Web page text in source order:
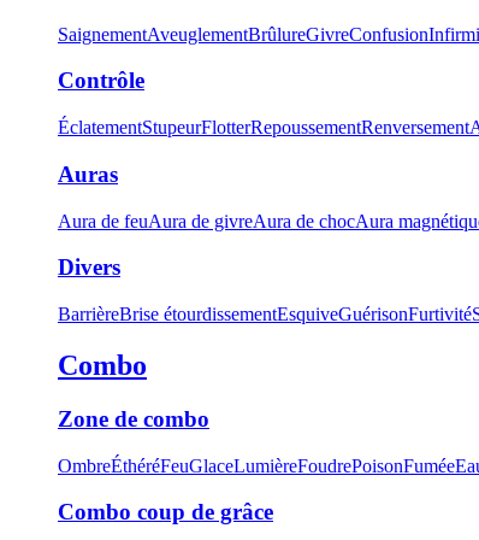
SaignementAveuglementBrûlureGivreConfusion
Contrôle
ÉclatementStupeurFlotterRepoussementRenversement
Auras
Aura de feuAura de givreAura de chocAura
Divers
BarrièreBrise étourdissementEsquiveGuérisonFurtivité
Combo
Zone de combo
OmbreÉthéréFeuGlaceLumièreFoudrePoisonFumée
Combo coup de grâce